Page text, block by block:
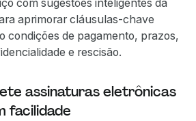
com sugestões inteligentes da
aprimorar cláusulas-chave
condições de pagamento, prazos,
e rescisão.
assinaturas eletrônicas
facilidade